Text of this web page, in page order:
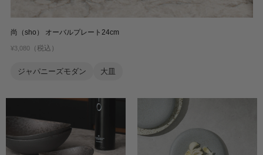
尚（sho） オーバルプレート24cm
¥3,080（税込）
ジャパニーズモダン 大皿